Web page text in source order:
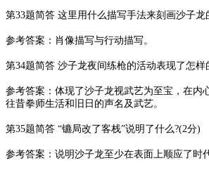
第33题简答 这里用什么描写手法来刻画沙子龙
参考答案：肖像描写与行动描写。
第34题简答 沙子龙夜间练枪的活动表现了怎样
参考答案：体现了沙子龙视武艺为至宝，在内
往昔拳师生活和旧日的声名及武艺。
第35题简答 “镳局改了客栈”说明了什么?(2分)
参考答案：说明沙子龙至少在表面上顺应了时